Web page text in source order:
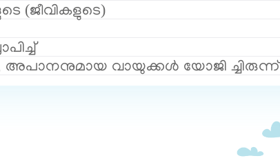
(ജീവികളുടെ)
അപാനനുമായ വായുക്കൾ യോജി ച്ചിരുന്ന്